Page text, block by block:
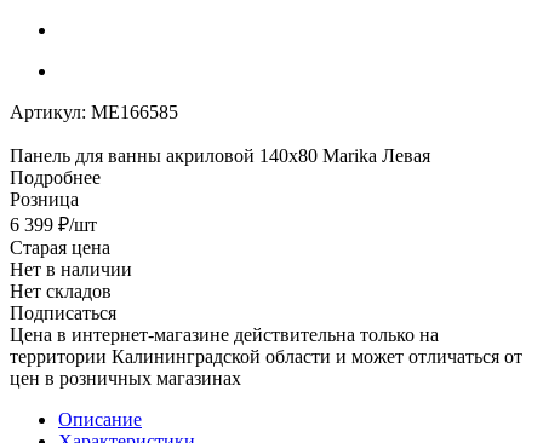
Артикул: МЕ166585
Панель для ванны акриловой 140x80 Marika Левая
Подробнее
Розница
6 399 ₽/шт
Старая цена
Нет в наличии
Нет складов
Подписаться
Цена в интернет-магазине действительна только на
территории Калининградской области и может отличаться от
цен в розничных магазинах
Описание